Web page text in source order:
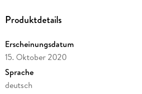
Produktdetails
Erscheinungsdatum
15. Oktober 2020
Sprache
deutsch